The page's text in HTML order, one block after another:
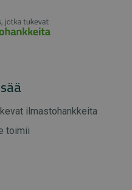
ilmastohankkeita
toimii